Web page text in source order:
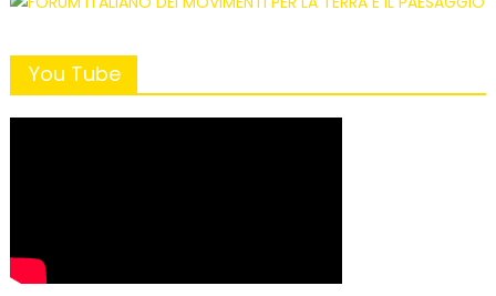
You Tube